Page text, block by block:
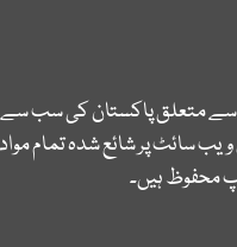
سے متعلق پاکستان کی سب سے
سائٹ پر شائع شدہ تمام
محفوظ ہیں۔